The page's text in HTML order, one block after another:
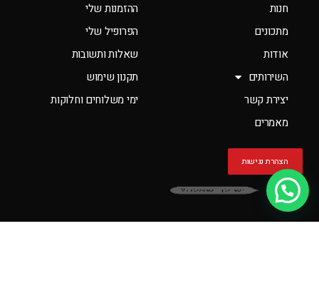
חנות
מתכונים
אודות
השירותים
יצירת קשר
מאמרים
הצהרת נגישות
ההזמנות שלי
הפרופיל שלי
שאלות ותשובות
תקנון שימוש
ימי משלוחים וחלוקות
יש לך שאלה?